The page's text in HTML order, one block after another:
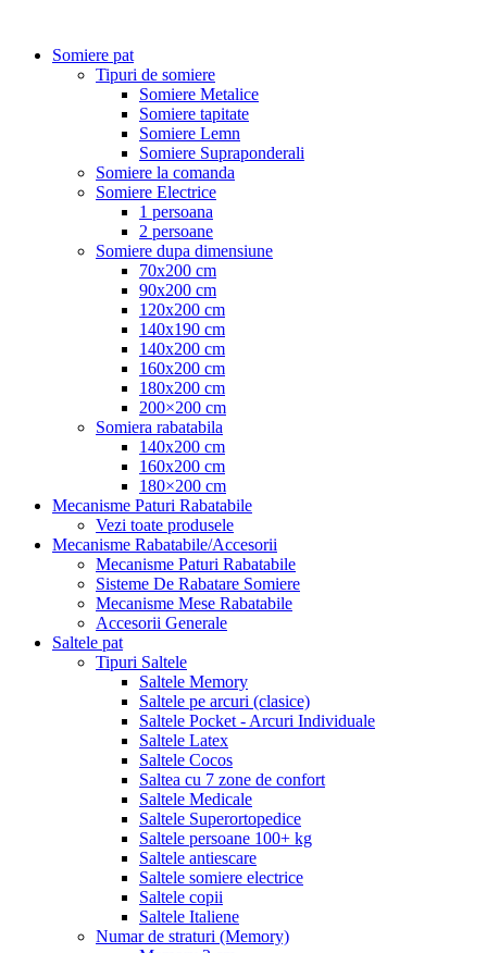
Somiere pat
Tipuri de somiere
Somiere Metalice
Somiere tapitate
Somiere Lemn
Somiere Supraponderali
Somiere la comanda
Somiere Electrice
1 persoana
2 persoane
Somiere dupa dimensiune
70x200 cm
90x200 cm
120x200 cm
140x190 cm
140x200 cm
160x200 cm
180x200 cm
200×200 cm
Somiera rabatabila
140x200 cm
160x200 cm
180×200 cm
Mecanisme Paturi Rabatabile
Vezi toate produsele
Mecanisme Rabatabile/Accesorii
Mecanisme Paturi Rabatabile
Sisteme De Rabatare Somiere
Mecanisme Mese Rabatabile
Accesorii Generale
Saltele pat
Tipuri Saltele
Saltele Memory
Saltele pe arcuri (clasice)
Saltele Pocket - Arcuri Individuale
Saltele Latex
Saltele Cocos
Saltea cu 7 zone de confort
Saltele Medicale
Saltele Superortopedice
Saltele persoane 100+ kg
Saltele antiescare
Saltele somiere electrice
Saltele copii
Saltele Italiene
Numar de straturi (Memory)